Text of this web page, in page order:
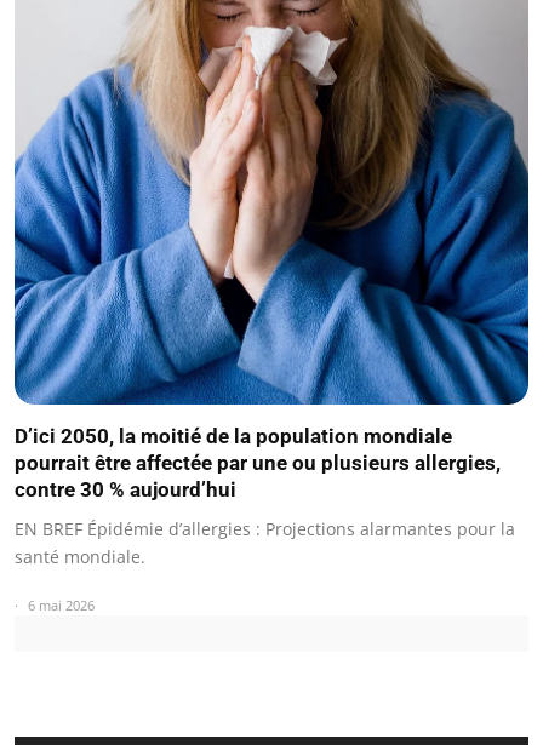
D’ici 2050, la moitié de la population mondiale
pourrait être affectée par une ou plusieurs allergies,
contre 30 % aujourd’hui
EN BREF Épidémie d’allergies : Projections alarmantes pour la
santé mondiale.
6 mai 2026